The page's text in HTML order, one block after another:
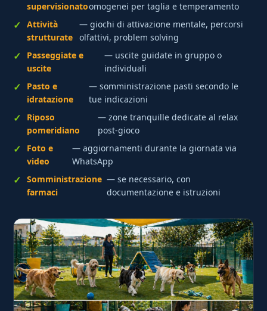
supervisionatoomogenei per taglia e temperamento
Attività
strutturate
— giochi di attivazione mentale, percorsi
olfattivi, problem solving
Passeggiate e
uscite
— uscite guidate in gruppo o
individuali
Pasto e
idratazione
— somministrazione pasti secondo le
tue indicazioni
Riposo
pomeridiano
— zone tranquille dedicate al relax
post-gioco
Foto e
video
— aggiornamenti durante la giornata via
WhatsApp
Somministrazione
farmaci
— se necessario, con
documentazione e istruzioni